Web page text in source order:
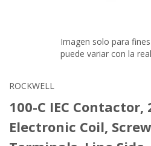
Imagen solo para
puede variar con la
ROCKWELL
100-C IEC Contactor,
Electronic Coil, Screw